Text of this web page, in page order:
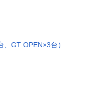
GT OPEN×3台）